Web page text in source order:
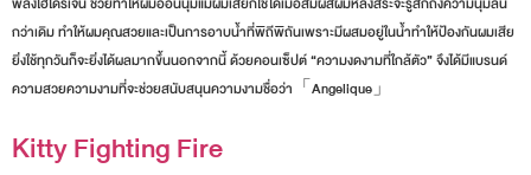
พลังไฮโดรเจน ช่วยทำให้ผมอ่อนนุ่มแม้ผมเสียก็ใช้ได้เมื่อสัมผัสผมหลังสระจะรู้สึกถึงความนุ่มลื่น
กว่าเดิม ทำให้ผมคุณสวยและเป็นการอาบน้ำที่พิถีพิถันเพราะมีผสมอยู่ในน้ำทำให้ป้องกันผมเสีย
ยิ่งใช้ทุกวันก็จะยิ่งได้ผลมากขึ้นนอกจากนี้ ด้วยคอนเซ็ปต์ “ความงดงามที่ใกล้ตัว” จึงได้มีแบรนด์
ความสวยความงามที่จะช่วยสนับสนุนความงามชื่อว่า「Angelique」
Kitty Fighting Fire